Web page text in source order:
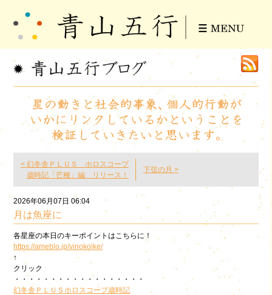
< 幻冬舎ＰＬＵＳ ホロスコープ
歳時記「芒種」編 リリース！
下弦の月 >
2026年06月07日 06:04
月は魚座に
各星座の本日のキーポイントはこちらに！
https://ameblo.jp/vinokoike/
↑
クリック
・・・・・・・・・・・・・・・・・・
幻冬舎ＰＬＵＳホロスコープ歳時記